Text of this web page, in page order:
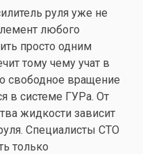
руля уже не
любого
просто одним
тому чему учат в
свободное вращение
в системе ГУРа. От
жидкости зависит
Специалисты СТО
только